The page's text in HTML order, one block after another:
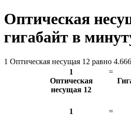
Оптическая
гигабайт в
1 Оптическая несущая 12 равно
1
Оптическая
несущая 12
=
1
=